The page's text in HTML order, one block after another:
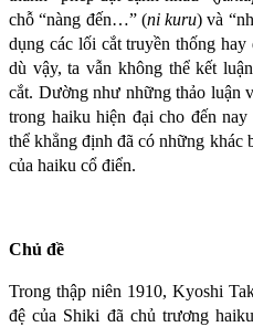
chỗ “nàng đến…” (ni kuru) và
dụng các lối cắt truyền thống
dù vậy, ta vẫn không thể kết
cắt. Dường như những thảo luận
trong haiku hiện đại cho đến
thể khẳng định đã có những
của haiku cổ điển.
Chủ đề
Trong thập niên 1910, Kyoshi
đệ của Shiki đã chủ trương